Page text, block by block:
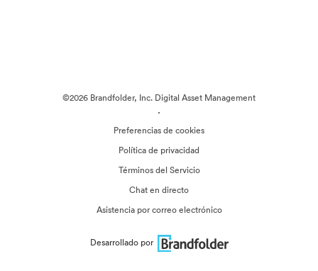
©2026 Brandfolder, Inc. Digital Asset Management
·
Preferencias de cookies
Política de privacidad
Términos del Servicio
Chat en directo
Asistencia por correo electrónico
Desarrollado por